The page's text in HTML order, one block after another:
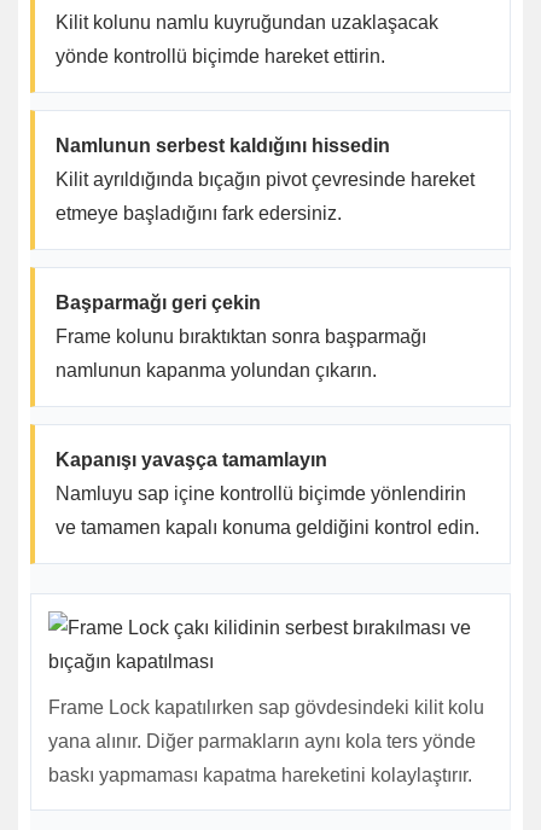
Kilit kolunu namlu kuyruğundan uzaklaşacak
yönde kontrollü biçimde hareket ettirin.
Namlunun serbest kaldığını hissedin
Kilit ayrıldığında bıçağın pivot çevresinde hareket
etmeye başladığını fark edersiniz.
Başparmağı geri çekin
Frame kolunu bıraktıktan sonra başparmağı
namlunun kapanma yolundan çıkarın.
Kapanışı yavaşça tamamlayın
Namluyu sap içine kontrollü biçimde yönlendirin
ve tamamen kapalı konuma geldiğini kontrol edin.
Frame Lock kapatılırken sap gövdesindeki kilit kolu
yana alınır. Diğer parmakların aynı kola ters yönde
baskı yapmaması kapatma hareketini kolaylaştırır.